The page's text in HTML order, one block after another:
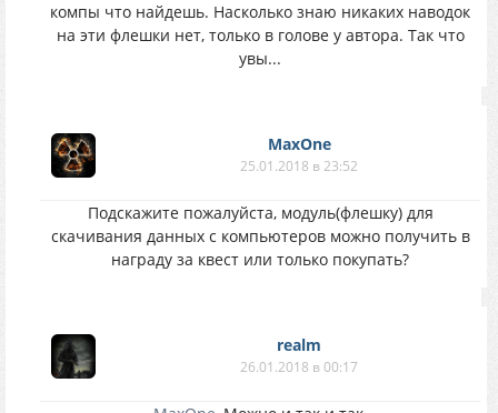
компы что найдешь. Насколько знаю никаких наводок
на эти флешки нет, только в голове у автора. Так что
увы...
MaxOne
25.01.2018 в 23:52
Подскажите пожалуйста, модуль(флешку) для
скачивания данных с компьютеров можно получить в
награду за квест или только покупать?
realm
26.01.2018 в 00:17